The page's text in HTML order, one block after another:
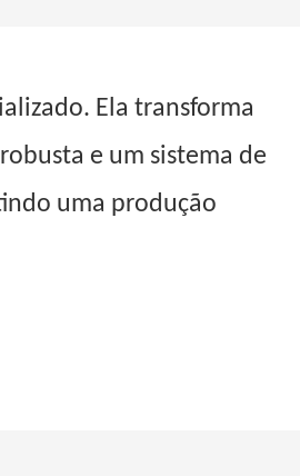
Ela transforma
e um sistema de
uma produção